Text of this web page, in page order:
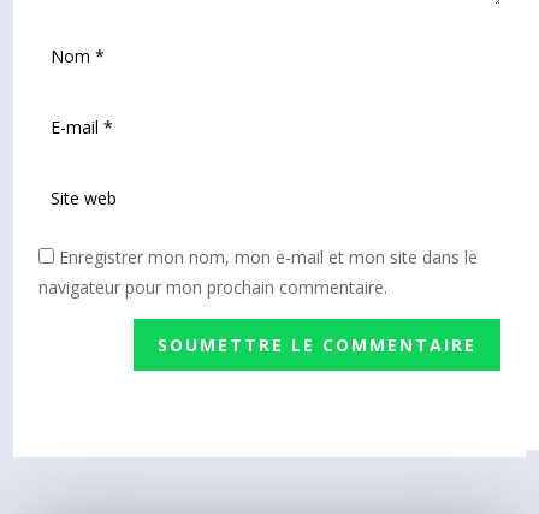
Enregistrer mon nom, mon e-mail et mon site dans le
navigateur pour mon prochain commentaire.
SOUMETTRE LE COMMENTAIRE